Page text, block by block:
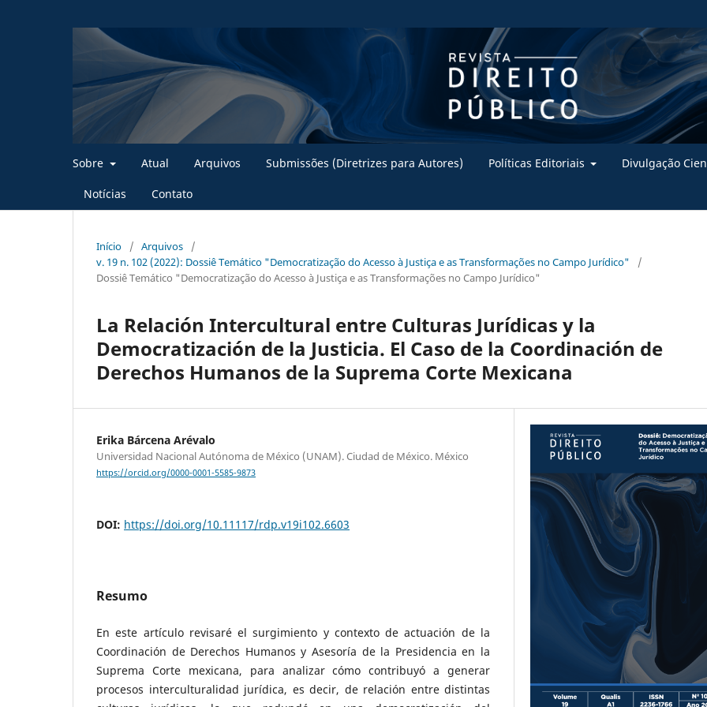
Sobre Atual Arquivos Submissões (Diretrizes para Autores) Políticas Editoriais Divulgação
Notícias Contato
Início / Arquivos
/
v. 19 n. 102 (2022): Dossiê Temático "Democratização do Acesso à Justiça e as Transformações no Campo Jurídico"
/
Dossiê Temático "Democratização do Acesso à Justiça e as Transformações no Campo Jurídico"
La Relación Intercultural entre Culturas Jurídicas y la
Democratización de la Justicia. El Caso de la Coordinación de
Derechos Humanos de la Suprema Corte Mexicana
Erika Bárcena Arévalo
Universidad Nacional Autónoma de México (UNAM). Ciudad de México. México
https://orcid.org/0000-0001-5585-9873
DOI: https://doi.org/10.11117/rdp.v19i102.6603
Resumo
En este artículo revisaré el surgimiento y contexto de actuación de la
Coordinación de Derechos Humanos y Asesoría de la Presidencia en la
Suprema Corte mexicana, para analizar cómo contribuyó a generar
procesos interculturalidad jurídica, es decir, de relación entre distintas